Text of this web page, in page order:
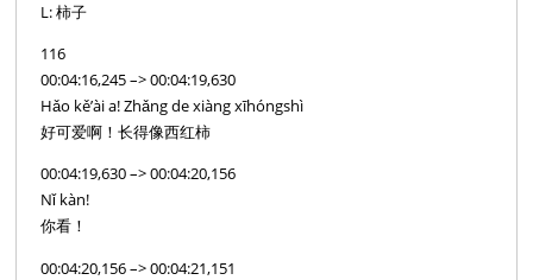
L: 柿子
116
00:04:16,245 –> 00:04:19,630
Hǎo kě’ài a! Zhǎng de xiàng xīhóngshì
好可爱啊！长得像西红柿
00:04:19,630 –> 00:04:20,156
Nǐ kàn!
你看！
00:04:20,156 –> 00:04:21,151